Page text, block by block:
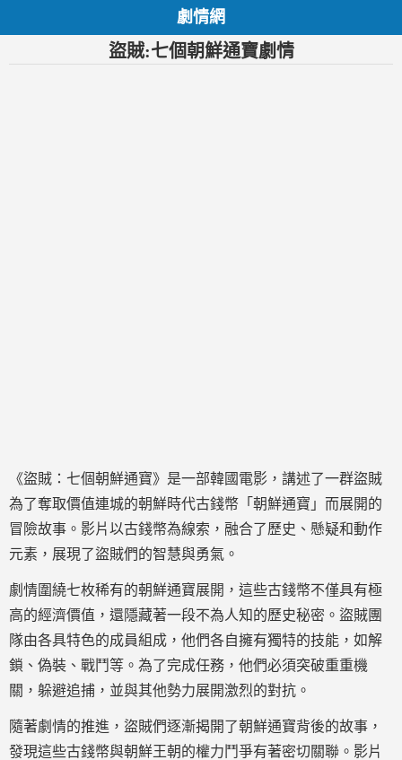
劇情網
盜賊:七個朝鮮通寶劇情
《盜賊：七個朝鮮通寶》是一部韓國電影，講述了一群盜賊
為了奪取價值連城的朝鮮時代古錢幣「朝鮮通寶」而展開的
冒險故事。影片以古錢幣為線索，融合了歷史、懸疑和動作
元素，展現了盜賊們的智慧與勇氣。
劇情圍繞七枚稀有的朝鮮通寶展開，這些古錢幣不僅具有極
高的經濟價值，還隱藏著一段不為人知的歷史秘密。盜賊團
隊由各具特色的成員組成，他們各自擁有獨特的技能，如解
鎖、偽裝、戰鬥等。為了完成任務，他們必須突破重重機
關，躲避追捕，並與其他勢力展開激烈的對抗。
隨著劇情的推進，盜賊們逐漸揭開了朝鮮通寶背後的故事，
發現這些古錢幣與朝鮮王朝的權力鬥爭有著密切關聯。影片